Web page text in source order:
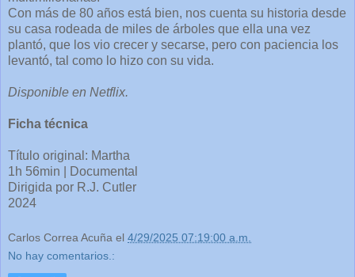
Con más de 80 años está bien, nos cuenta su historia desde
su casa rodeada de miles de árboles que ella una vez
plantó, que los vio crecer y secarse, pero con paciencia los
levantó, tal como lo hizo con su vida.
Disponible en Netflix.
Ficha técnica
Título original: Martha
1h 56min | Documental
Dirigida por R.J. Cutler
2024
Carlos Correa Acuña el 4/29/2025 07:19:00 a.m.
No hay comentarios.: